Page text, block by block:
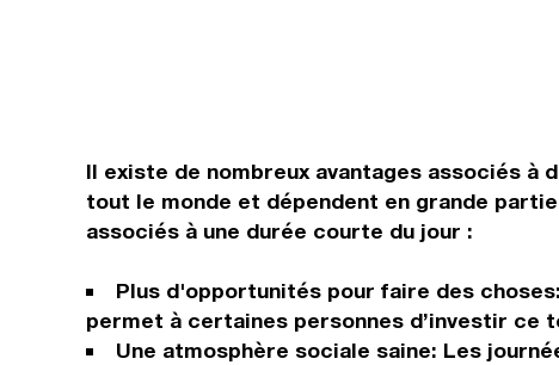
Il existe de nombreux avantages associés à
tout le monde et dépendent en grande
associés à une durée courte du jour :
Plus d'opportunités pour faire des
permet à certaines personnes d’investir ce
Une atmosphère sociale saine: Les